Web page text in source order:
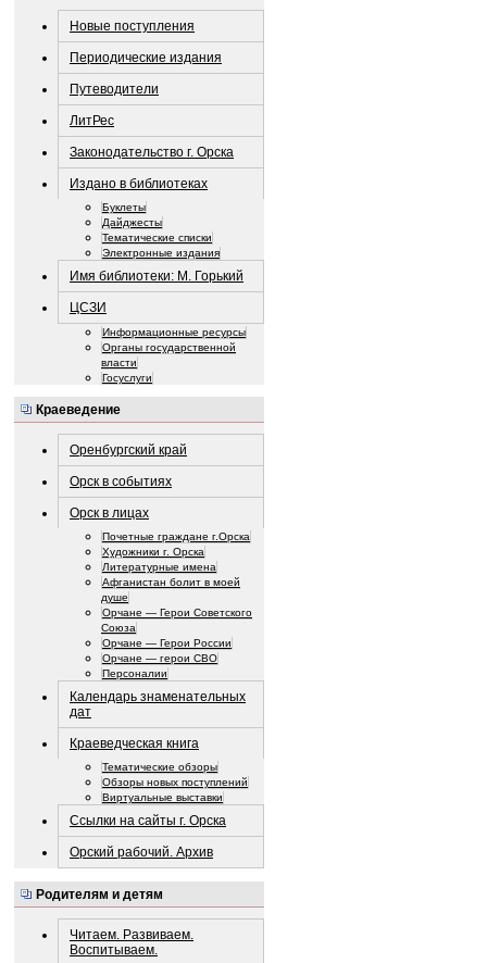
Новые поступления
Периодические издания
Путеводители
ЛитРес
Законодательство г. Орска
Издано в библиотеках
Буклеты
Дайджесты
Тематические списки
Электронные издания
Имя библиотеки: М. Горький
ЦСЗИ
Информационные ресурсы
Органы государственной
власти
Госуслуги
Краеведение
Оренбургский край
Орск в событиях
Орск в лицах
Почетные граждане г.Орска
Художники г. Орска
Литературные имена
Афганистан болит в моей
душе
Орчане — Герои Советского
Союза
Орчане — Герои России
Орчане — герои СВО
Персоналии
Календарь знаменательных
дат
Краеведческая книга
Тематические обзоры
Обзоры новых поступлений
Виртуальные выставки
Ссылки на сайты г. Орска
Орский рабочий. Архив
Родителям и детям
Читаем. Развиваем.
Воспитываем.